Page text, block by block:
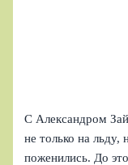
С Александром
не только на
поженились. До